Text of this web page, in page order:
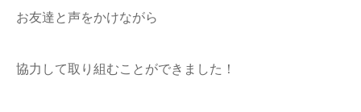
お友達と声をかけながら
協力して取り組むことができました！